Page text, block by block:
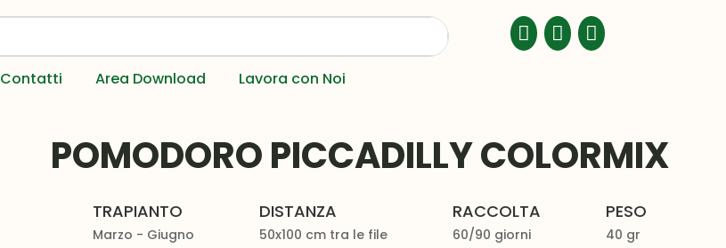
  
Contatti Area Download Lavora con Noi
POMODORO PICCADILLY COLORMIX
TRAPIANTO
Marzo - Giugno
DISTANZA
50x100 cm tra le file
RACCOLTA
60/90 giorni
PESO
40 gr